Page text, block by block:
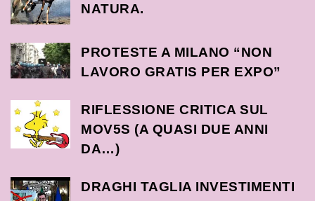
NATURA.
PROTESTE A MILANO “NON
LAVORO GRATIS PER EXPO”
RIFLESSIONE CRITICA SUL
MOV5S (A QUASI DUE ANNI
DA…)
DRAGHI TAGLIA INVESTIMENTI